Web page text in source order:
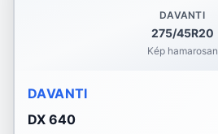
DAVANTI
275/45R20
Kép hamarosan
DAVANTI
DX 640